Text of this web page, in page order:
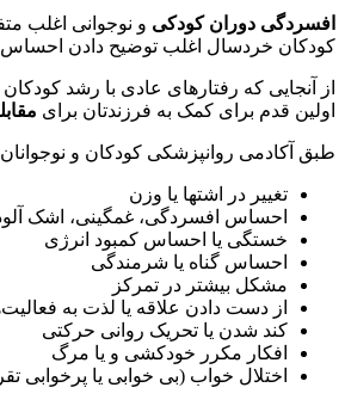
افسردگی دوران کودکی و نوجوانی اغلب
کودکان خردسال اغلب توضیح دادن احساس
از آنجایی که رفتارهای عادی با رشد
اولین قدم برای کمک به فرزندتان برای
طبق آکادمی روانپزشکی کودکان و نوجوانان
تغییر در اشتها یا وزن
احساس افسردگی، غمگینی، اشک آلود
خستگی یا احساس کمبود انرژی
احساس گناه یا شرمندگی
مشکل بیشتر در تمرکز
از دست دادن علاقه یا لذت به فعالیت‌هایی
کند شدن یا تحریک روانی حرکتی
افکار مکرر خودکشی و یا مرگ
اختلال خواب (بی خوابی یا پرخوابی